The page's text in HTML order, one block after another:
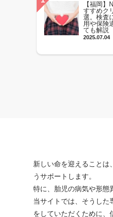
【福岡】
すすめク
選。検査
用や保険
ても解説
2025.07.04
新しい命を迎えることは
うサポートします。
特に、胎児の病気や形態
当サイトでは、そうした
をしていただくために、